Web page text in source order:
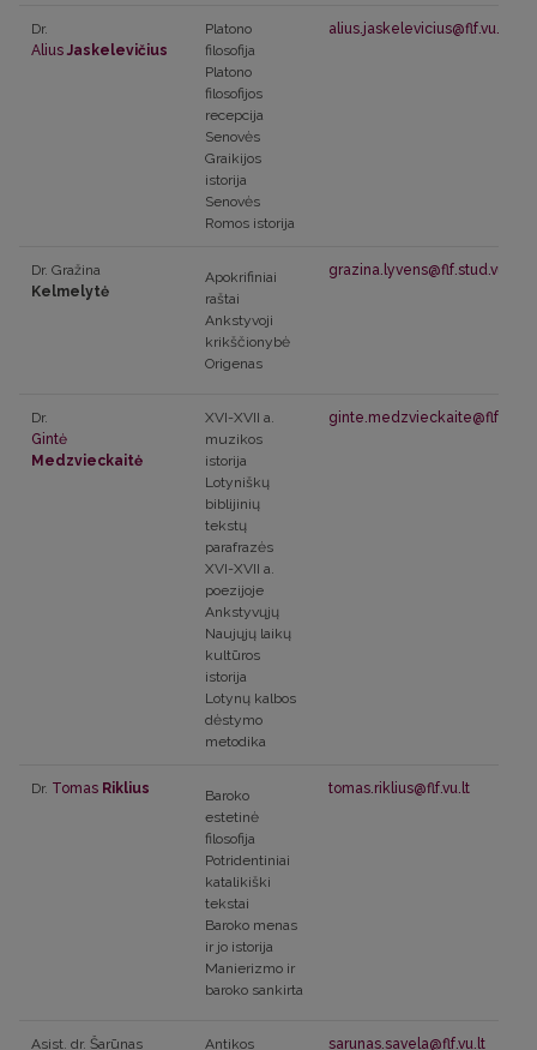
Dr.
Alius Jaskelevičius
Platono
filosofija
Platono
filosofijos
recepcija
Senovės
Graikijos
istorija
Senovės
Romos istorija
alius.jaskelevicius@flf.vu.lt
Dr. Gražina
Kelmelytė
Apokrifiniai
raštai
Ankstyvoji
krikščionybė
Origenas
grazina.lyvens@flf.stud.vu.lt
Dr.
Gintė
Medzvieckaitė
XVI-XVII a.
muzikos
istorija
Lotyniškų
biblijinių
tekstų
parafrazės
XVI-XVII a.
poezijoje
Ankstyvųjų
Naujųjų laikų
kultūros
istorija
Lotynų kalbos
dėstymo
metodika
ginte.medzvieckaite@flf.vu.lt
Dr. Tomas Riklius
Baroko
estetinė
filosofija
Potridentiniai
katalikiški
tekstai
Baroko menas
ir jo istorija
Manierizmo ir
baroko sankirta
tomas.riklius@flf.vu.lt
Asist. dr. Šarūnas Antikos sarunas.savela@flf.vu.lt